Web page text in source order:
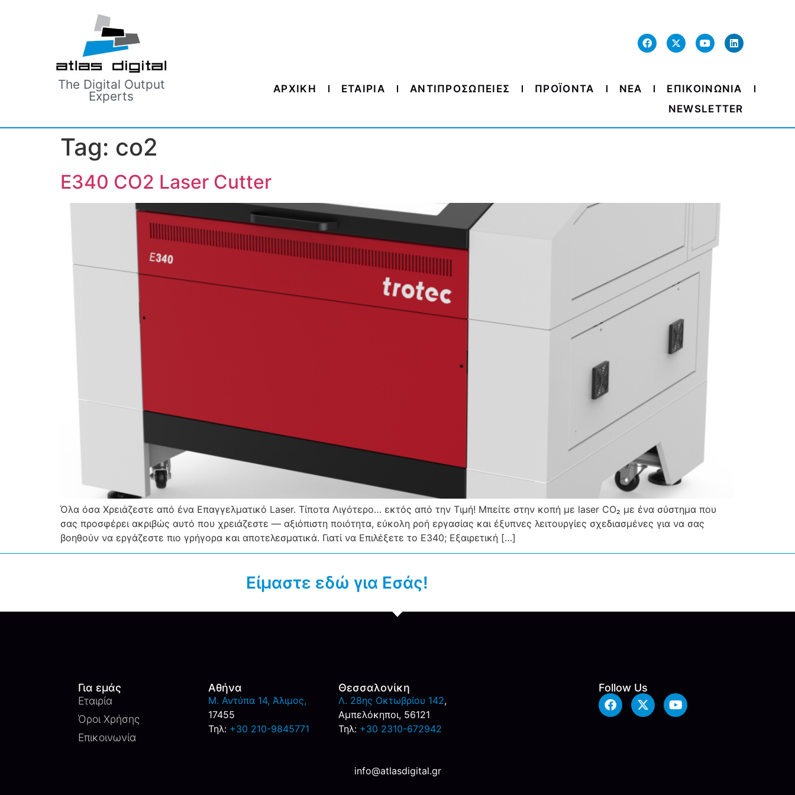
The Digital Output
Experts
ΑΡΧΙΚΗ ΕΤΑΙΡΙΑ ΑΝΤΙΠΡΟΣΩΠΕΙΕΣ ΠΡΟΪΟΝΤΑ ΝΕΑ
ΕΠΙΚΟΙΝΩΝΙΑ
NEWSLETTER
Tag: co2
E340 CO2 Laser Cutter
Όλα όσα Χρειάζεστε από ένα Επαγγελματικό Laser. Τίποτα Λιγότερο… εκτός από την Τιμή! Μπείτε στην κοπή με laser CO₂ με ένα σύστημα που
σας προσφέρει ακριβώς αυτό που χρειάζεστε — αξιόπιστη ποιότητα, εύκολη ροή εργασίας και έξυπνες λειτουργίες σχεδιασμένες για να σας
βοηθούν να εργάζεστε πιο γρήγορα και αποτελεσματικά. Γιατί να Επιλέξετε το E340; Εξαιρετική […]
Είμαστε εδώ για Εσάς!
Για εμάς
Εταιρία
Όροι Χρήσης
Επικοινωνία
Αθήνα
M. Αντύπα 14, Άλιμος,
17455
Τηλ: +30 210-9845771
Θεσσαλονίκη
Λ. 28ης Οκτωβρίου 142,
Αμπελόκηποι, 56121
Τηλ: +30 2310-672942
Follow Us
info@atlasdigital.gr